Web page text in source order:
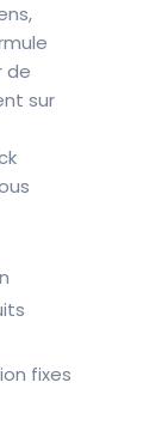
de
sur
fixes